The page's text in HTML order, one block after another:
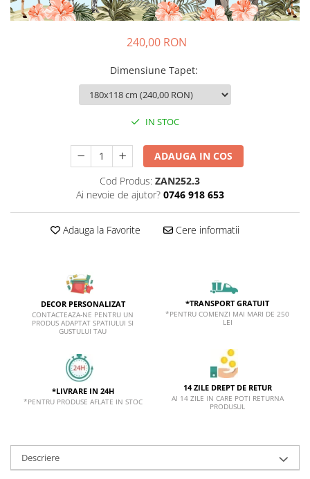
Sticker Harta Lumii
Stickere Perete Pentru Camera De
Stickere Pentru Bucatarie
Stickere pentru Usi
Stickere pentru Podea
Stickere Semnalistica
Stickere Panou Poze
240,00 RON
Dimensiune Tapet:
IN STOC
ADAUGA IN COS
Cod Produs: ZAN252.3
Ai nevoie de ajutor? 0746 918 653
Adauga la Favorite Cere informatii
DECOR PERSONALIZAT
CONTACTEAZA-NE PENTRU UN
PRODUS ADAPTAT SPATIULUI SI
GUSTULUI TAU
*TRANSPORT GRATUIT
*PENTRU COMENZI MAI MARI DE 250
LEI
*LIVRARE IN 24H
*PENTRU PRODUSE AFLATE IN STOC
14 ZILE DREPT DE RETUR
AI 14 ZILE IN CARE POTI RETURNA
PRODUSUL
Descriere